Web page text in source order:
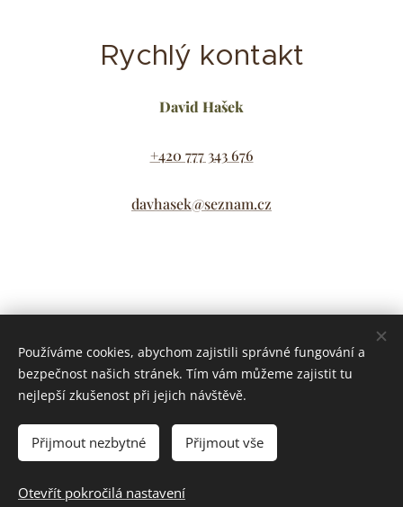
Rychlý kontakt
David Hašek
+420 777 343 676
davhasek@seznam.cz
Share
Cookies
Používáme cookies, abychom zajistili správné fungování a
bezpečnost našich stránek. Tím vám můžeme zajistit tu
nejlepší zkušenost při jejich návštěvě.
Přijmout nezbytné Přijmout vše
Otevřít pokročilá nastavení